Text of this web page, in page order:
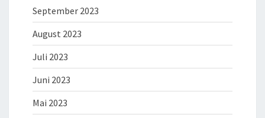
September 2023
August 2023
Juli 2023
Juni 2023
Mai 2023